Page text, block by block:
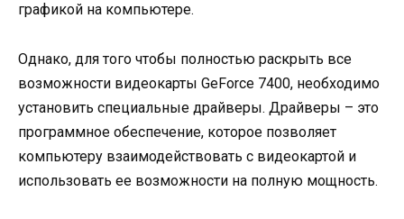
графикой на компьютере.
Однако, для того чтобы полностью раскрыть все
возможности видеокарты GeForce 7400, необходимо
установить специальные драйверы. Драйверы – это
программное обеспечение, которое позволяет
компьютеру взаимодействовать с видеокартой и
использовать ее возможности на полную мощность.